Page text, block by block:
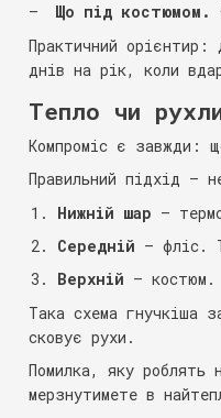
Що під костюмом.
Практичний
днів на рік, коли
Тепло чи
Компроміс є завжди:
Правильний підхід —
Нижній шар —
Середній — фліс.
Верхній — костюм.
Така схема гнучкіша
сковує рухи.
Помилка, яку роблять
мерзнутимете в